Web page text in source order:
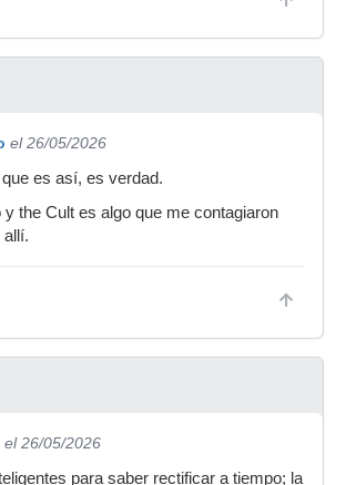
el 26/05/2026
es así, es verdad.
y the Cult es algo que me contagiaron
allí.
el 26/05/2026
para saber rectificar a tiempo; la